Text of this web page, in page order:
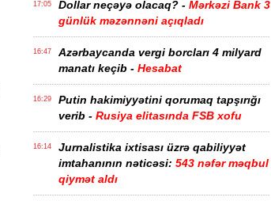
17:05 Dollar neçəyə olacaq? - Mərkəzi Bank 3
günlük məzənnəni açıqladı
16:47
Azərbaycanda vergi borcları 4 milyard
manatı keçib - Hesabat
16:29
Putin hakimiyyətini qorumaq tapşırığı
verib - Rusiya elitasında FSB xofu
16:14
Jurnalistika ixtisası üzrə qabiliyyət
imtahanının nəticəsi: 543 nəfər məqbul
qiymət aldı